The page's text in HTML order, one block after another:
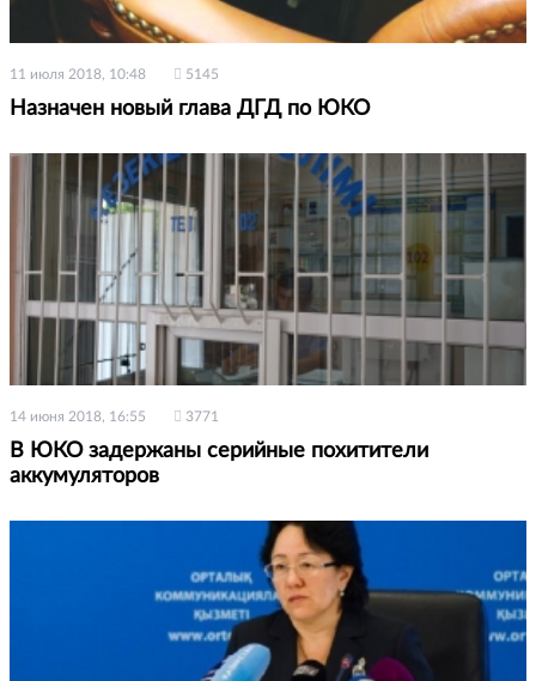
11 июля 2018, 10:48 5145
Назначен новый глава ДГД по ЮКО
14 июня 2018, 16:55 3771
В ЮКО задержаны серийные похитители
аккумуляторов